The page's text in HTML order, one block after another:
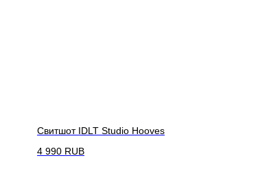
Свитшот IDLT Studio Hooves
4 990 RUB